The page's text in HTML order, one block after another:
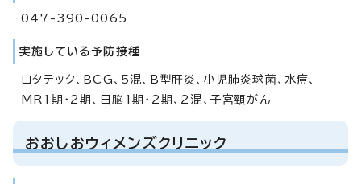
047-390-0065
実施している予防接種
ロタテック、BCG、5混、B型肝炎、小児肺炎球菌、水痘、
MR1期・2期、日脳1期・2期、2混、子宮頸がん
おおしおウィメンズクリニック